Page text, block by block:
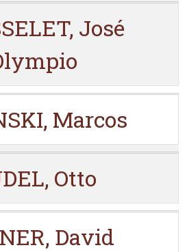
José
Marcos
Otto
David